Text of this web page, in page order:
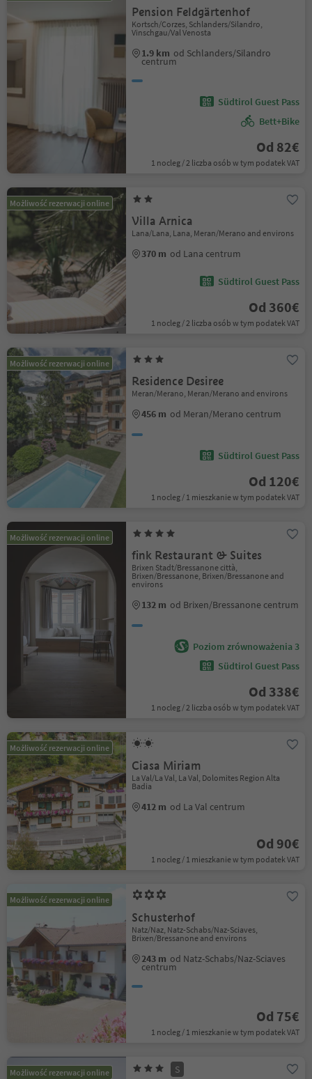
Pension Feldgärtenhof
Kortsch/Corzes, Schlanders/Silandro,
Vinschgau/Val Venosta
1.9 km od Schlanders/Silandro
centrum
Südtirol Guest Pass
Bett+Bike
Od 82€
1 nocleg / 2 liczba osób w tym podatek VAT
Możliwość rezerwacji online
Villa Arnica
Lana/Lana, Lana, Meran/Merano and environs
370 m od Lana centrum
Südtirol Guest Pass
Od 360€
1 nocleg / 2 liczba osób w tym podatek VAT
Możliwość rezerwacji online
Residence Desiree
Meran/Merano, Meran/Merano and environs
456 m od Meran/Merano centrum
Südtirol Guest Pass
Od 120€
1 nocleg / 1 mieszkanie w tym podatek VAT
Możliwość rezerwacji online
fink Restaurant & Suites
Brixen Stadt/Bressanone città,
Brixen/Bressanone, Brixen/Bressanone and
environs
132 m od Brixen/Bressanone centrum
Poziom zrównoważenia 3
Südtirol Guest Pass
Od 338€
1 nocleg / 2 liczba osób w tym podatek VAT
Możliwość rezerwacji online
Ciasa Miriam
La Val/La Val, La Val, Dolomites Region Alta
Badia
412 m od La Val centrum
Od 90€
1 nocleg / 1 mieszkanie w tym podatek VAT
Możliwość rezerwacji online
Schusterhof
Natz/Naz, Natz-Schabs/Naz-Sciaves,
Brixen/Bressanone and environs
243 m od Natz-Schabs/Naz-Sciaves
centrum
Od 75€
1 nocleg / 1 mieszkanie w tym podatek VAT
Możliwość rezerwacji online S